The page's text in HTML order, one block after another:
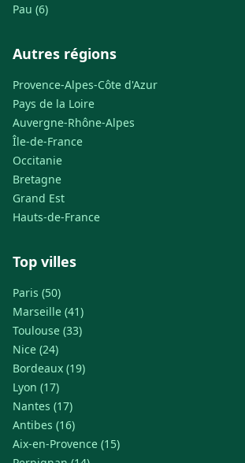
Pau (6)
Autres régions
Provence-Alpes-Côte d'Azur
Pays de la Loire
Auvergne-Rhône-Alpes
Île-de-France
Occitanie
Bretagne
Grand Est
Hauts-de-France
Top villes
Paris (50)
Marseille (41)
Toulouse (33)
Nice (24)
Bordeaux (19)
Lyon (17)
Nantes (17)
Antibes (16)
Aix-en-Provence (15)